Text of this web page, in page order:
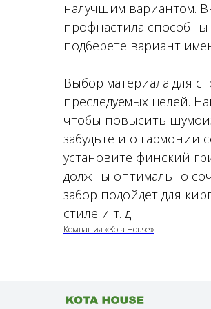
налучшим вариантом.
профнастила
подберете вариант
Выбор материала для
преследуемых целей.
чтобы повысить
забудьте и о гармонии
установите финский
должны оптимально
забор подойдет для
стиле и т. д.
Компания «Kota House»